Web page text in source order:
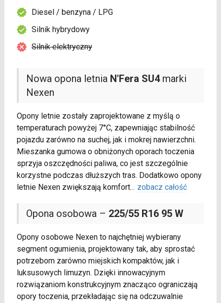
Nowa opona letnia N'Fera SU4marki
Nexen
Opony letnie zostały zaprojektowane z myślą o
temperaturach powyżej 7°C, zapewniając stabilność
pojazdu zarówno na suchej, jak i mokrej nawierzchni.
Mieszanka gumowa o obniżonych oporach toczenia
sprzyja oszczędności paliwa, co jest szczególnie
korzystne podczas dłuższych tras. Dodatkowo opony
letnie Nexen zwiększają komfort... zobacz całość
Opona osobowa – 225/55 R16 95 W
Opony osobowe Nexen to najchętniej wybierany
segment ogumienia, projektowany tak, aby sprostać
potrzebom zarówno miejskich kompaktów, jak i
luksusowych limuzyn. Dzięki innowacyjnym
rozwiązaniom konstrukcyjnym znacząco ograniczają
opory toczenia, przekładając się na odczuwalnie
Diesel / benzyna / LPG
Silnik hybrydowy
Silnik elektryczny